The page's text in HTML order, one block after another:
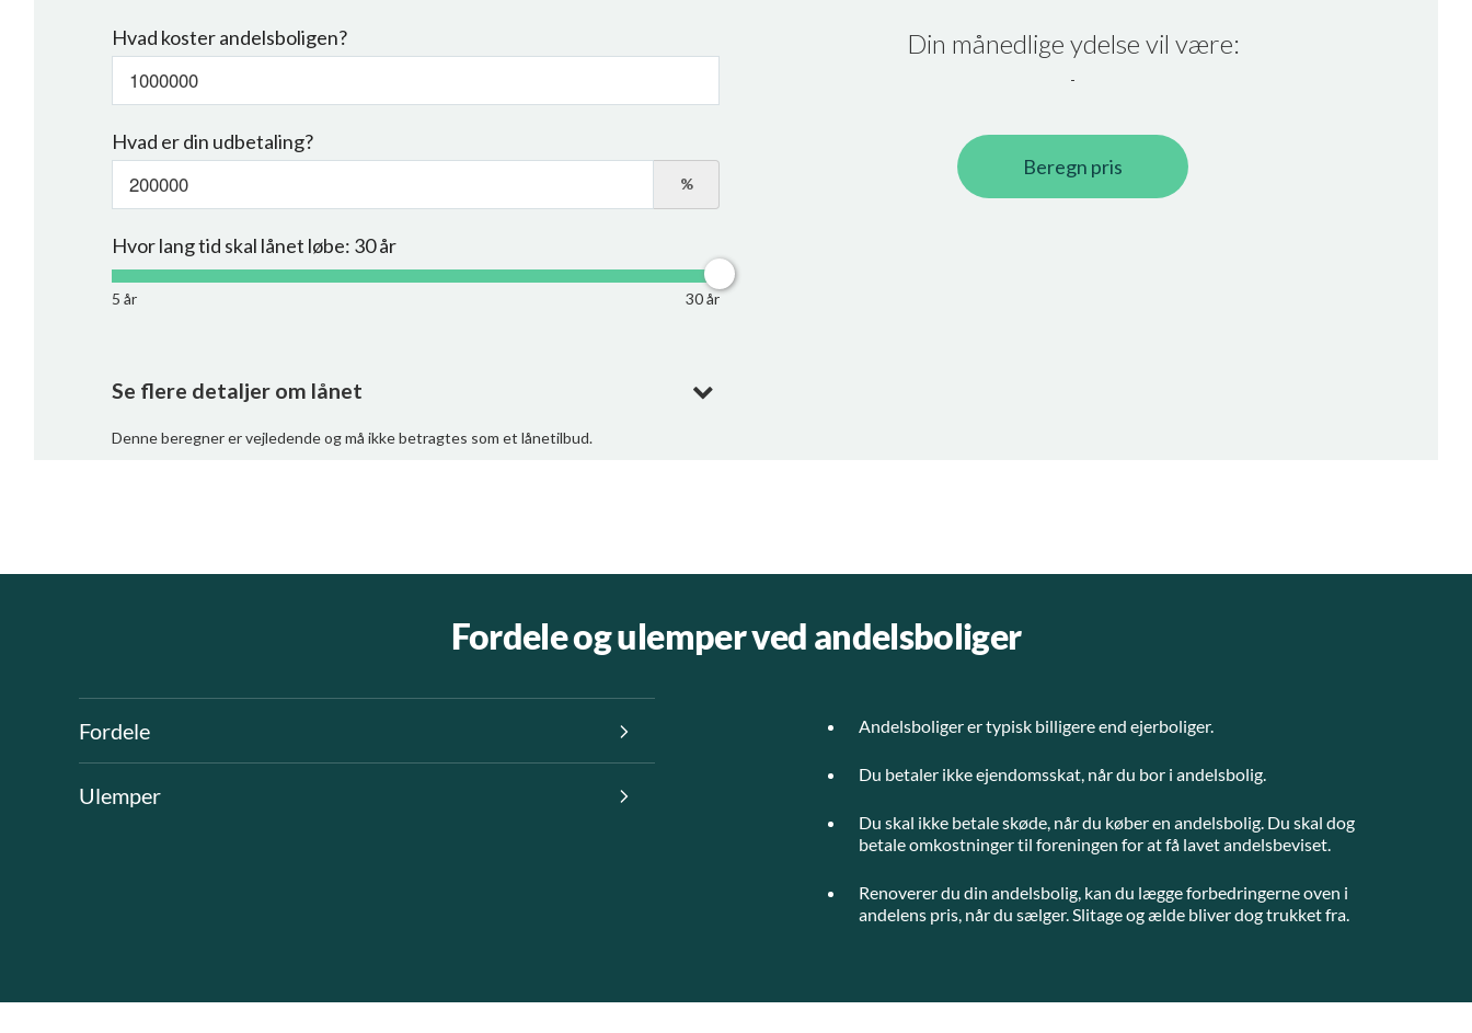
Fordele og ulemper ved andelsboliger
Fordele
Ulemper
Andelsboliger er typisk billigere end ejerboliger.
Du betaler ikke ejendomsskat, når du bor i andelsbolig.
Du skal ikke betale skøde, når du køber en andelsbolig. Du skal dog
betale omkostninger til foreningen for at få lavet andelsbeviset.
Renoverer du din andelsbolig, kan du lægge forbedringerne oven i
andelens pris, når du sælger. Slitage og ælde bliver dog trukket fra.